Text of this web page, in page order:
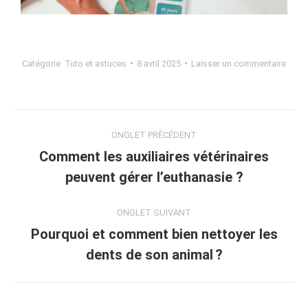
Catégorie Tuto et astuces 8 avril 2025 Laisser un commentaire
ONGLET PRÉCÉDENT
Comment les auxiliaires vétérinaires
peuvent gérer l’euthanasie ?
ONGLET SUIVANT
Pourquoi et comment bien nettoyer les
dents de son animal ?